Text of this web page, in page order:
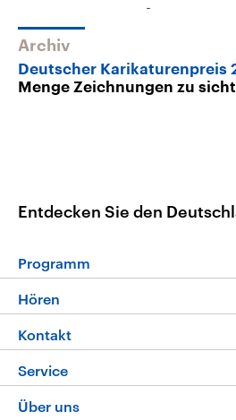
Archiv
Deutscher Karikaturenpreis
Menge Zeichnungen zu
Entdecken Sie den
Programm
Programm
Die Nachrichten
Nachrichtenleicht
Neue Beiträge auf dlf.de
Hören
Livestream
Podcasts
Deutschlandfunk App
Kontakt
Hörerservice
Service
FAQ
Über uns